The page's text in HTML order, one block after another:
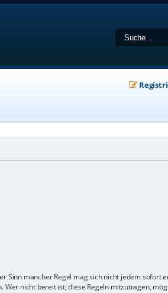
Sinn mancher Regel mag sich nicht jedem sofort
nicht bereit ist, diese Regeln mitzutragen,